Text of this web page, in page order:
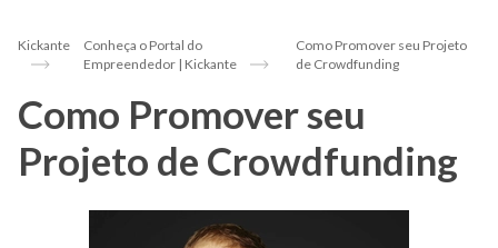
Kickante
Conheça o Portal do
Empreendedor | Kickante
Como Promover seu Projeto
de Crowdfunding
Como Promover seu
Projeto de Crowdfunding